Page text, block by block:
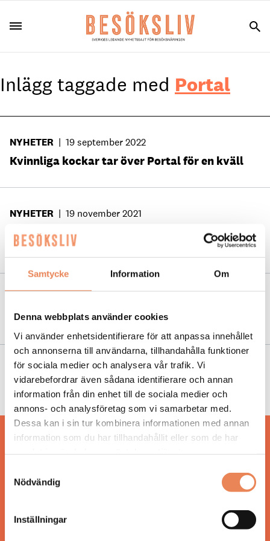
Samtycke Information Om
Denna webbplats använder cookies
Vi använder enhetsidentifierare för att anpassa innehållet
och annonserna till användarna, tillhandahålla funktioner
för sociala medier och analysera vår trafik. Vi
vidarebefordrar även sådana identifierare och annan
information från din enhet till de sociala medier och
annons- och analysföretag som vi samarbetar med.
Dessa kan i sin tur kombinera informationen med annan
information som du har tillhandahållit eller som de har
Nödvändig
Inställningar
Inlägg taggade med Portal
NYHETER | 19 september 2022
Kvinnliga kockar tar över Portal för en kväll
NYHETER | 19 november 2021
Vegetarisk vinnarrätt – en påminnelse för
branschen
Jerome laddar för världsfinal
NYHETER 8 februari 2021
Portal flyttar in på Grå Gåsen
Hos oss läser du landets mest uppdaterade
nyheter och snackisar inom besöksnäringen.
Besöksliv i sin tryckta form är ett affärsmagasin
för ägare och ledare inom besöksnäringen.